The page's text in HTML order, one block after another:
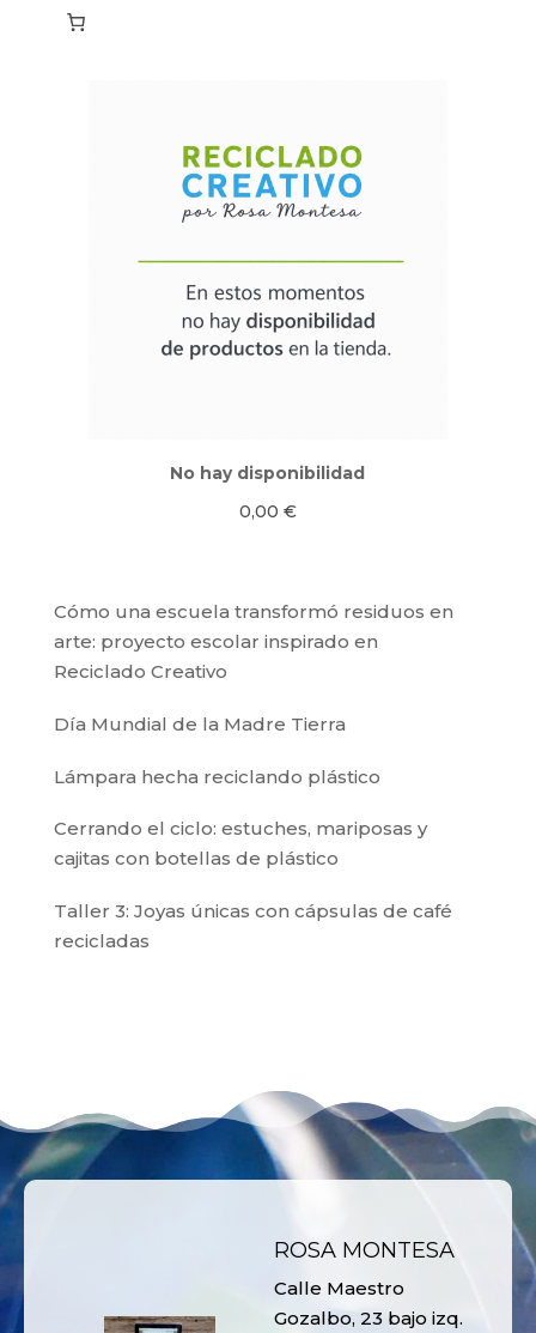
No hay disponibilidad
0,00 €
Cómo una escuela transformó residuos en
arte: proyecto escolar inspirado en
Reciclado Creativo
Día Mundial de la Madre Tierra
Lámpara hecha reciclando plástico
Cerrando el ciclo: estuches, mariposas y
cajitas con botellas de plástico
Taller 3: Joyas únicas con cápsulas de café
recicladas
ROSA MONTESA
Calle Maestro
Gozalbo, 23 bajo izq.